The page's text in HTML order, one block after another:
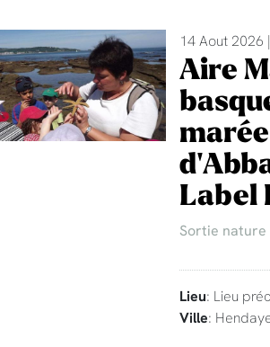
14 Aout 2026
Aire
Label
Sortie nature
Lieu: Lieu
Ville: